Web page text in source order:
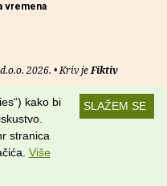
vremena
2026. • Kriv jeFiktiv
•RSS kanali
na:
SLAŽEM SE
kako bi
stranica
Više